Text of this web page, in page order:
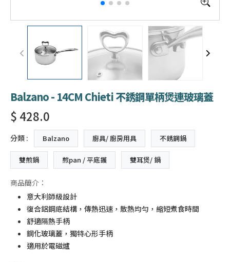
Balzano - 14CM Chieti 不銹鋼單柄煲連玻璃蓋
$ 428.0
分類 : Balzano 廚具/ 廚房用具 不銹鋼鍋
雙煎鍋 煎pan / 平底鑊 雙耳煲/ 鍋
商品簡介：
意大利師級設計
復合鋁鋼底結構，傳熱迅速，散熱均勻，縮短煮食時間
舒適隔熱手柄
鋼化玻璃蓋，獨特心形手柄
適用於電磁爐